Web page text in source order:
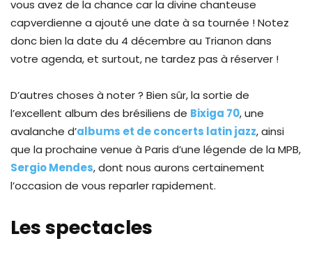
vous avez de la chance car la divine chanteuse
capverdienne a ajouté une date à sa tournée ! Notez
donc bien la date du 4 décembre au Trianon dans
votre agenda, et surtout, ne tardez pas à réserver !
D’autres choses à noter ? Bien sûr, la sortie de
l’excellent album des brésiliens de Bixiga 70, une
avalanche d’albums et de concerts latin jazz, ainsi
que la prochaine venue à Paris d’une légende de la MPB,
Sergio Mendes, dont nous aurons certainement
l’occasion de vous reparler rapidement.
Les spectacles